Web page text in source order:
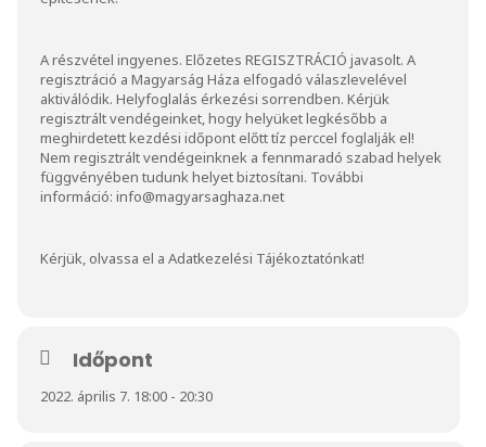
A részvétel ingyenes. Előzetes REGISZTRÁCIÓ javasolt. A
regisztráció a Magyarság Háza elfogadó válaszlevelével
aktiválódik. Helyfoglalás érkezési sorrendben. Kérjük
regisztrált vendégeinket, hogy helyüket legkésőbb a
meghirdetett kezdési időpont előtt tíz perccel foglalják el!
Nem regisztrált vendégeinknek a fennmaradó szabad helyek
függvényében tudunk helyet biztosítani. További
információ: info@magyarsaghaza.net
Kérjük, olvassa el a Adatkezelési Tájékoztatónkat!
Időpont
2022. április 7. 18:00 - 20:30